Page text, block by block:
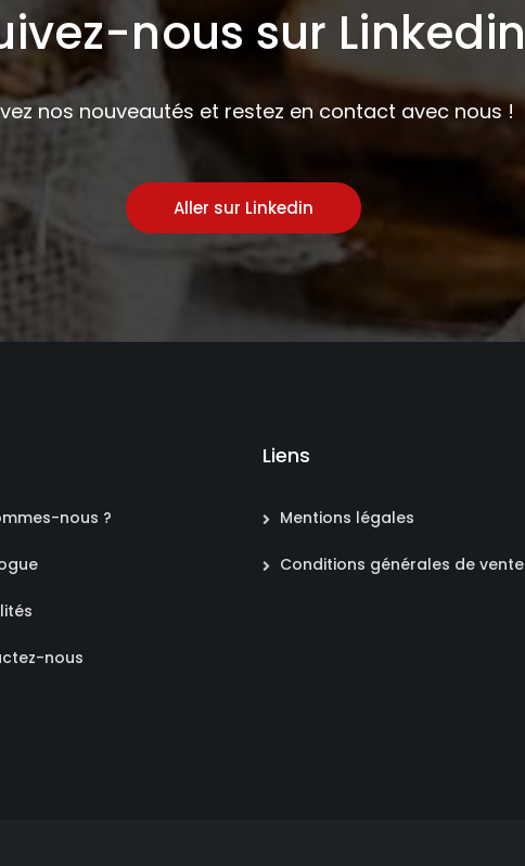
nous sur Linkedin
nos nouveautés et restez en contact avec nous !
Aller sur Linkedin
nous ?
nous
Liens
Mentions légales
Conditions générales de vente